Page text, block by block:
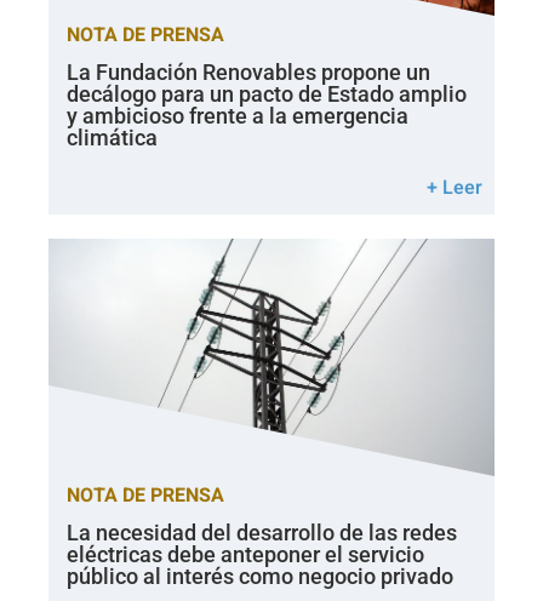
NOTA DE PRENSA
La Fundación Renovables propone un
decálogo para un pacto de Estado amplio
y ambicioso frente a la emergencia
climática
+ Leer
NOTA DE PRENSA
La necesidad del desarrollo de las redes
eléctricas debe anteponer el servicio
público al interés como negocio privado